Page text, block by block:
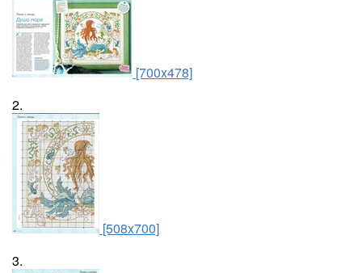
[700x478]
2.
[508x700]
3.